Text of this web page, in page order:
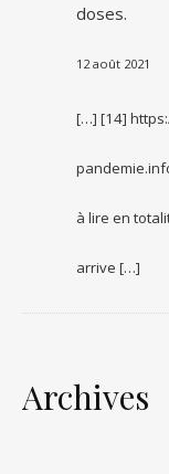
doses.
12 août 2021
[…] [14]
à lire en
arrive […]
Archives